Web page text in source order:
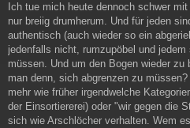
Ich tue mich heute dennoch schwer
nur breiig drumherum. Und für jeden
authentisch (auch wieder so ein
jedenfalls nicht, rumzupöbel und
müssen. Und um den Bogen wieder
man denn, sich abgrenzen zu
mehr wie früher irgendwelche
der Einsortiererei) oder "wir gegen die
sich wie Arschlöcher verhalten. Wem